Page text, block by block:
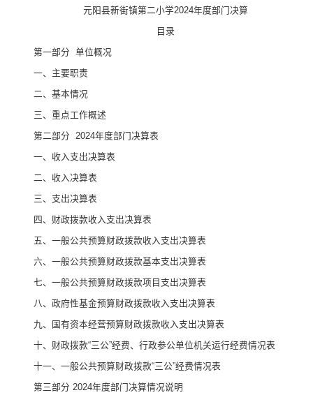
元阳县新街镇第二小学2024年度部门决算
目录
第一部分 单位概况
一、主要职责
二、 基本情况
三、重点工作概述
第二部分 2024年度部门决算表
一、收入支出决算表
二、收入决算表
三、支出决算表
四、财政拨款收入支出决算表
五、一般公共预算财政拨款收入支出决算表
六、一般公共预算财政拨款基本支出决算表
七、 一般公共预算财政拨款项目支出决算表
八、政府性基金预算财政拨款收入支出决算表
九、国有资本经营预算财政拨款收入支出决算表
十、 财政拨款“三公”经费、行政参公单位机关运行经费情况表
十一、一般公共预算财政拨款“三公”经费情况表
第三部分 2024年度部门决算情况说明